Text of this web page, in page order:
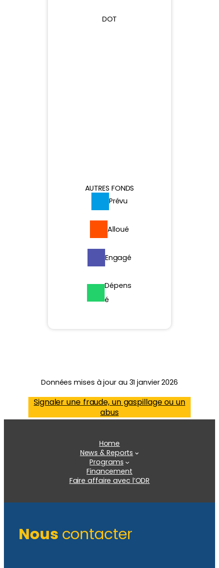
DOT
AUTRES FONDS
Prévu
Alloué
Engagé
Dépens
é
Données mises à jour au 31 janvier 2026
Signaler une fraude, un gaspillage ou un
abus
Home
News & Reports
Programs
Financement
Faire affaire avec l’ODR
Nous contacter